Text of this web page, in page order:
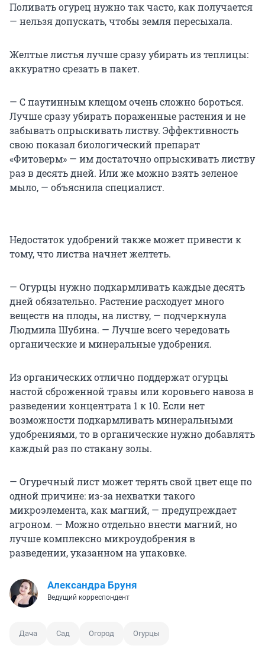
Поливать огурец нужно так часто, как получается
— нельзя допускать, чтобы земля пересыхала.
Желтые листья лучше сразу убирать из теплицы:
аккуратно срезать в пакет.
— С паутинным клещом очень сложно бороться.
Лучше сразу убирать пораженные растения и не
забывать опрыскивать листву. Эффективность
свою показал биологический препарат
«Фитоверм» — им достаточно опрыскивать листву
раз в десять дней. Или же можно взять зеленое
мыло, — объяснила специалист.
Недостаток удобрений также может привести к
тому, что листва начнет желтеть.
— Огурцы нужно подкармливать каждые десять
дней обязательно. Растение расходует много
веществ на плоды, на листву, — подчеркнула
Людмила Шубина. — Лучше всего чередовать
органические и минеральные удобрения.
Из органических отлично поддержат огурцы
настой сброженной травы или коровьего навоза в
разведении концентрата 1 к 10. Если нет
возможности подкармливать минеральными
удобрениями, то в органические нужно добавлять
каждый раз по стакану золы.
— Огуречный лист может терять свой цвет еще по
одной причине: из-за нехватки такого
микроэлемента, как магний, — предупреждает
агроном. — Можно отдельно внести магний, но
лучше комплексно микроудобрения в
разведении, указанном на упаковке.
Александра Бруня
Ведущий корреспондент
Дача Сад Огород Огурцы